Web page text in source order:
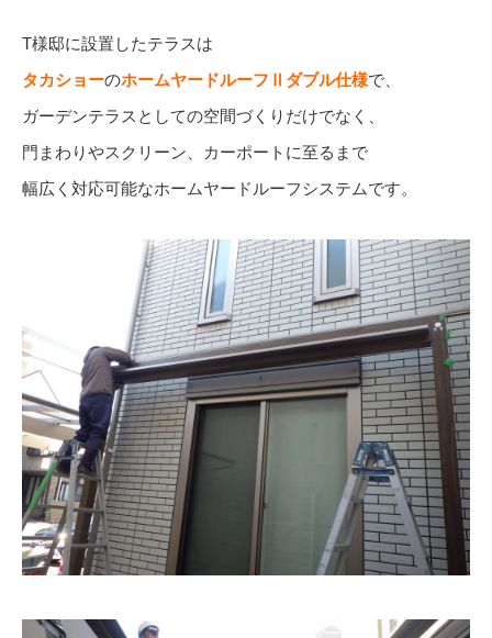
T様邸に設置したテラスは
タカショーのホームヤードルーフⅡダブル仕様で、
ガーデンテラスとしての空間づくりだけでなく、
門まわりやスクリーン、カーポートに至るまで
幅広く対応可能なホームヤードルーフシステムです。